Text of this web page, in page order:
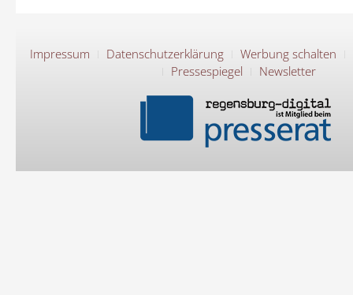
Impressum Datenschutzerklärung
Werbung schalten
Pressespiegel
Newsletter